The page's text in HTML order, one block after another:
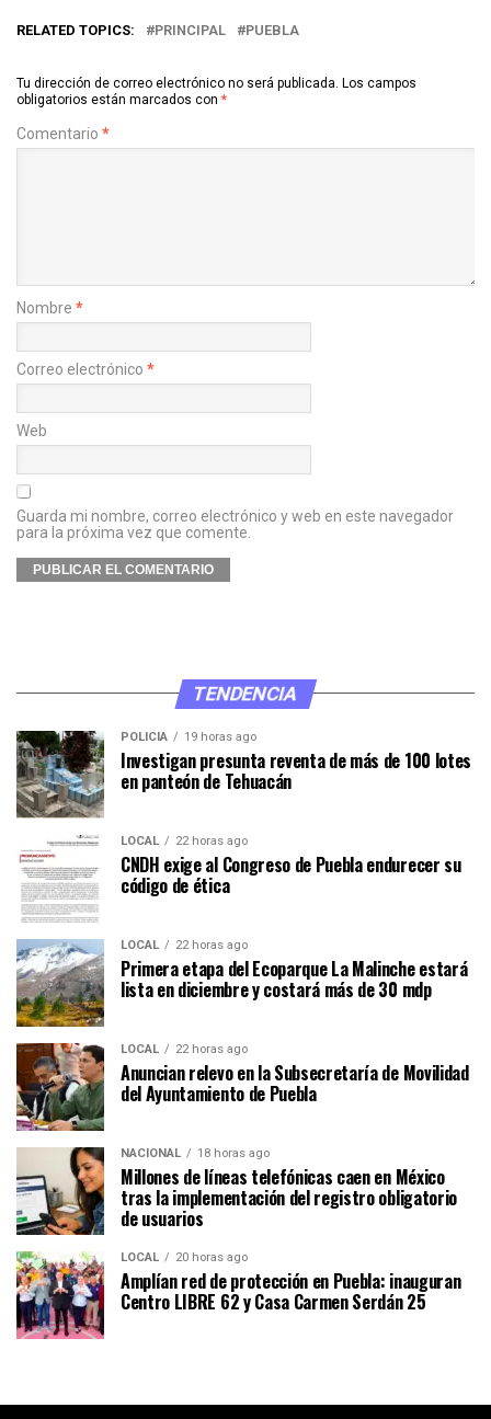
RELATED TOPICS: PRINCIPAL PUEBLA
Tu dirección de correo electrónico no será publicada. Los campos
obligatorios están marcados con *
Comentario *
Nombre *
Correo electrónico *
Web
Guarda mi nombre, correo electrónico y web en este navegador
para la próxima vez que comente.
TENDENCIA
POLICÍA 19 horas ago
Investigan presunta reventa de más de 100 lotes
en panteón de Tehuacán
LOCAL 22 horas ago
CNDH exige al Congreso de Puebla endurecer su
código de ética
LOCAL 22 horas ago
Primera etapa del Ecoparque La Malinche estará
lista en diciembre y costará más de 30 mdp
LOCAL 22 horas ago
Anuncian relevo en la Subsecretaría de Movilidad
del Ayuntamiento de Puebla
NACIONAL 18 horas ago
Millones de líneas telefónicas caen en México
tras la implementación del registro obligatorio
de usuarios
LOCAL 20 horas ago
Amplían red de protección en Puebla: inauguran
Centro LIBRE 62 y Casa Carmen Serdán 25